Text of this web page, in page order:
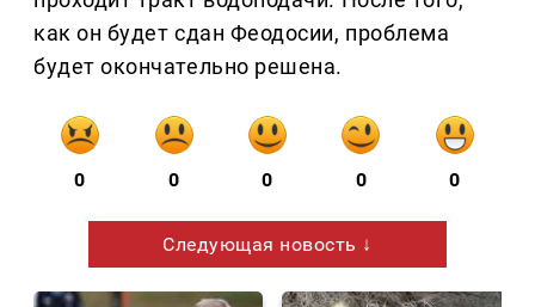
как он будет сдан Феодосии, проблема
будет окончательно решена.
0 0 0 0 0
Следующая новость ↓